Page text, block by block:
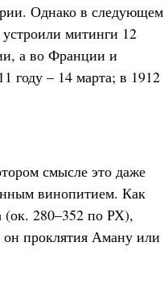
Однако в следующем
митинги 12
а во Франции и
году – 14 марта; в 1912
смысле это даже
винопитием. Как
(ок. 280–352 по РХ),
он проклятия Аману или